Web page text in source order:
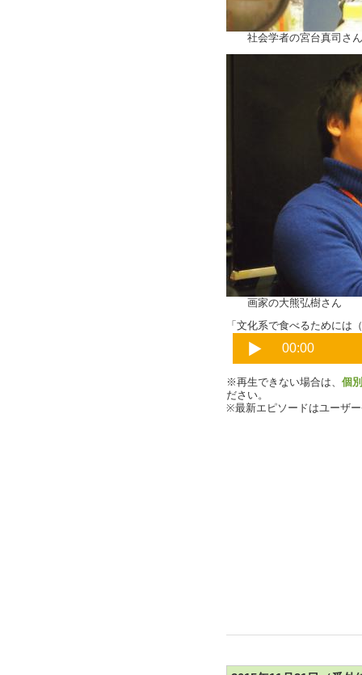
社会学者の宮台真司さん
画家の大熊弘樹さん
「文化系で食べるためには
※再生できない場合は、 個
ださい。
※最新エピソードはユーザ